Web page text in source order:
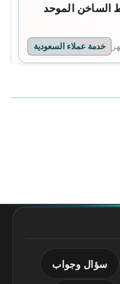
الساخن الموحد
خدمة عملاء السعودية
سؤال وجواب